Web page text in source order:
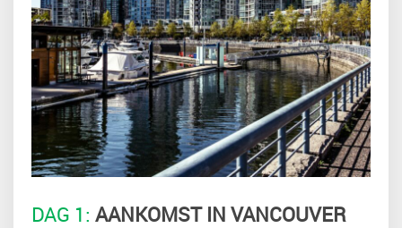
DAG 1: AANKOMST IN VANCOUVER